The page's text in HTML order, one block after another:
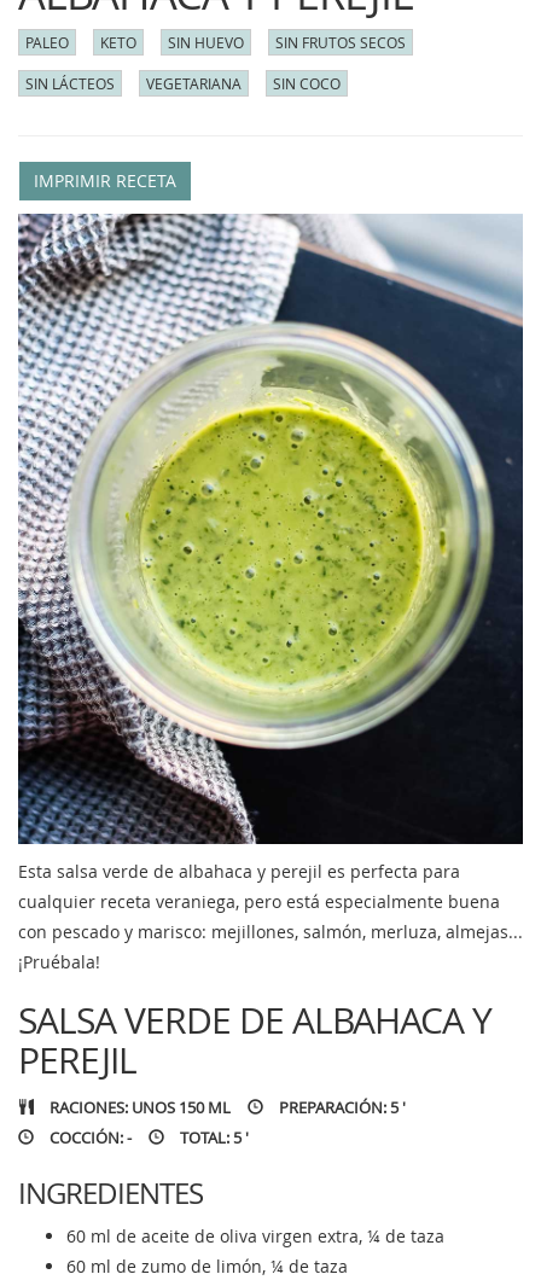
PALEO KETO SIN HUEVO SIN FRUTOS SECOS
SIN LÁCTEOS VEGETARIANA SIN COCO
IMPRIMIR RECETA
Esta salsa verde de albahaca y perejil es perfecta para
cualquier receta veraniega, pero está especialmente buena
con pescado y marisco: mejillones, salmón, merluza, almejas...
¡Pruébala!
SALSA VERDE DE ALBAHACA Y
PEREJIL
RACIONES: UNOS 150 ML
PREPARACIÓN: 5 '
COCCIÓN: -
TOTAL: 5 '
INGREDIENTES
60 ml de aceite de oliva virgen extra, ¼ de taza
60 ml de zumo de limón, ¼ de taza